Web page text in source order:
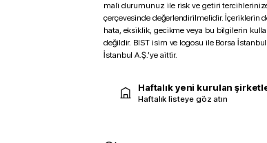
mali durumunuz ile risk ve getiri tercihlerinize
çerçevesinde değerlendirilmelidir. İçeriklerin
hata, eksiklik, gecikme veya bu bilgilerin
değildir. BIST isim ve logosu ile Borsa
İstanbul A.Ş.’ye aittir.
Haftalık yeni kurulan
Haftalık listeye göz atın